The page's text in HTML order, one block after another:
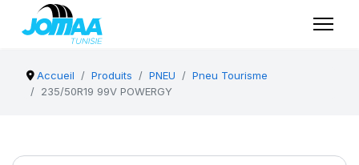
Accueil Produits PNEU
Pneu Tourisme
235/50R19 99V POWERGY